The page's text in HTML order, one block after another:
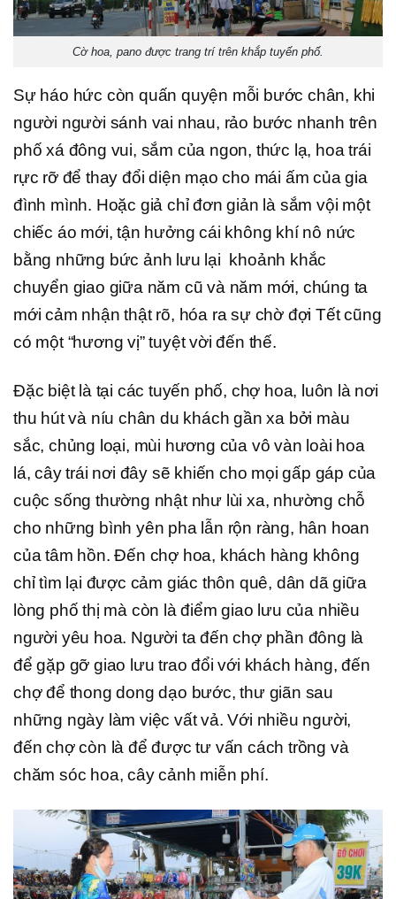
Cờ hoa, pano được trang trí trên khắp tuyến phố.
Sự háo hức còn quấn quyện mỗi bước chân, khi
người người sánh vai nhau, rảo bước nhanh trên
phố xá đông vui, sắm của ngon, thức lạ, hoa trái
rực rỡ để thay đổi diện mạo cho mái ấm của gia
đình mình. Hoặc giả chỉ đơn giản là sắm vội một
chiếc áo mới, tận hưởng cái không khí nô nức
bằng những bức ảnh lưu lại khoảnh khắc
chuyển giao giữa năm cũ và năm mới, chúng ta
mới cảm nhận thật rõ, hóa ra sự chờ đợi Tết cũng
có một “hương vị” tuyệt vời đến thế.
Đặc biệt là tại các tuyến phố, chợ hoa, luôn là nơi
thu hút và níu chân du khách gần xa bởi màu
sắc, chủng loại, mùi hương của vô vàn loài hoa
lá, cây trái nơi đây sẽ khiến cho mọi gấp gáp của
cuộc sống thường nhật như lùi xa, nhường chỗ
cho những bình yên pha lẫn rộn ràng, hân hoan
của tâm hồn. Đến chợ hoa, khách hàng không
chỉ tìm lại được cảm giác thôn quê, dân dã giữa
lòng phố thị mà còn là điểm giao lưu của nhiều
người yêu hoa. Người ta đến chợ phần đông là
để gặp gỡ giao lưu trao đổi với khách hàng, đến
chợ để thong dong dạo bước, thư giãn sau
những ngày làm việc vất vả. Với nhiều người,
đến chợ còn là để được tư vấn cách trồng và
chăm sóc hoa, cây cảnh miễn phí.